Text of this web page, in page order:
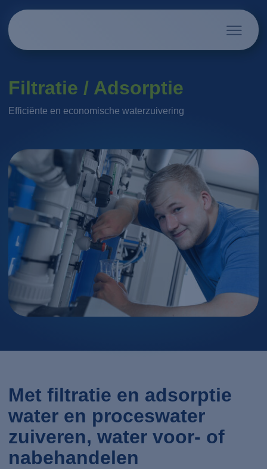
Filtratie / Adsorptie
Efficiënte en economische waterzuivering
Met filtratie en adsorptie
water en proceswater
zuiveren, water voor- of
nabehandelen